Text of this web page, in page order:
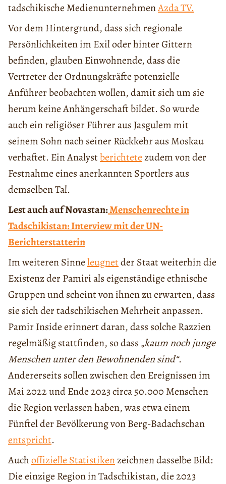
tadschikische MedienunternehmenAzda TV.
Vor dem Hintergrund, dass sich regionale
Persönlichkeiten im Exil oder hinter Gittern
befinden, glauben Einwohnende, dass die
Vertreter der Ordnungskräfte potenzielle
Anführer beobachten wollen, damit sich um sie
herum keine Anhängerschaft bildet. So wurde
auch ein religiöser Führer aus Jasgulem mit
seinem Sohn nach seiner Rückkehr aus Moskau
verhaftet. Ein Analystberichtetezudem von der
Festnahme eines anerkannten Sportlers aus
demselben Tal.
Lest auch auf Novastan:Menschenrechte in
Tadschikistan: Interview mit der UN-
Berichterstatterin
Im weiteren Sinneleugnetder Staat weiterhin die
Existenz der Pamiri als eigenständige ethnische
Gruppen und scheint von ihnen zu erwarten, dass
sie sich der tadschikischen Mehrheit anpassen.
Pamir Inside erinnert daran, dass solche Razzien
regelmäßig stattfinden, so dass „kaum noch junge
Menschen unter den Bewohnenden sind“.
Andererseits sollen zwischen den Ereignissen im
Mai 2022 und Ende 2023 circa 50.000 Menschen
die Region verlassen haben, was etwa einem
Fünftel der Bevölkerung von Berg-Badachschan
entspricht.
Auchoffizielle Statistikenzeichnen dasselbe Bild:
Die einzige Region in Tadschikistan, die 2023